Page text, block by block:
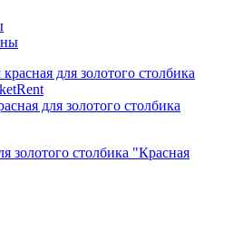
для золотого столбика
золотого столбика "Красная